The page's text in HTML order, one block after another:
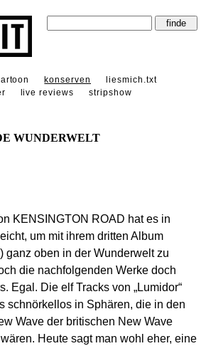
konserven
liesmich.txt
live reviews
stripshow
WUNDERWELT
KENSINGTON ROAD hat es in
um mit ihrem dritten Album
ganz oben in der Wunderwelt zu
die nachfolgenden Werke doch
Egal. Die elf Tracks von „Lumidor“
schnörkellos in Sphären, die in den
Wave der britischen New Wave
Heute sagt man wohl eher, eine